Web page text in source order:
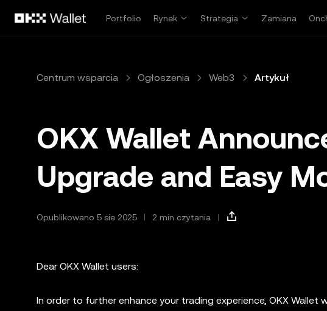
Portfolio
Rynek Strategia Zamiana
Centrum wsparcia Ogłoszenia Web3 Artykuł
OKX Wallet
Upgrade and Easy
Opublikowano 5 sie 2025 2 min czytania
Dear OKX Wallet users:
In order to further enhance your trading experience, OKX